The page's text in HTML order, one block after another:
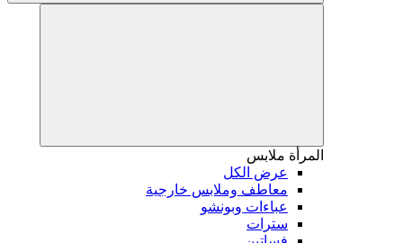
المرأة ملابس
عرض الكل
معاطف وملابس خارجية
عباءات وبونشو
سترات